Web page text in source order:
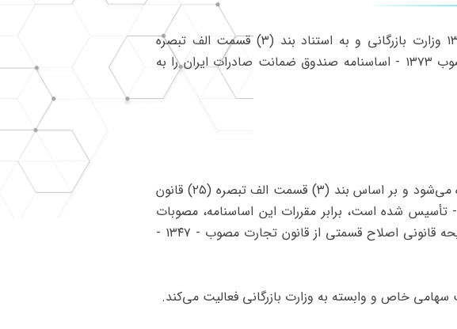
‌هیأت وزیران در جلسه مورخ ۱۳۷۴/۹/۵ بنا به پیشنهاد شماره ۱۰۰/۳۱۱۷ مورخ ۱۳۷۴/۳/۳ وزارت بازرگانی و به استناد بند (۳) قسمت الف تبصره
(۲۵)‌قانون برنامه دوم توسعه اقتصادی، اجتماعی و فرهنگی جمهوری اسلامی ایران - مصوب ۱۳۷۳ - اساسنامه صندوق ضمانت صادرات ایران را به
‌ماده ۱ - صندوق ضمانت صادرات ایران - که در این اساسنامه به اختصار "‌صندوق" نامیده می‌شود و بر اساس بند (۳) قسمت الف تبصره (۲۵) قانون
برنامه ‌دوم توسعه اقتصادی، اجتماعی و فرهنگی جمهوری اسلامی ایران - مصوب ۱۳۷۳ - تأسیس شده است، برابر مقررات این اساسنامه، مصوبات
مجمع عمومی‌صندوق، آیین‌نامه‌های اجرایی مربوط و در موارد سکوت، قانون تجارت و لایحه قانونی اصلاح قسمتی از قانون تجارت مصوب - ۱۳۴۷ -